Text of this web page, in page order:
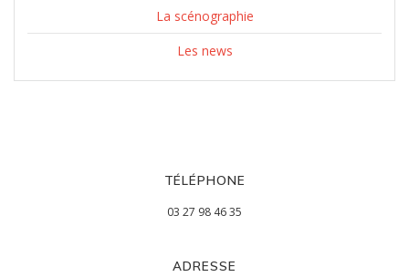
La scénographie
Les news
TÉLÉPHONE
03 27 98 46 35
ADRESSE